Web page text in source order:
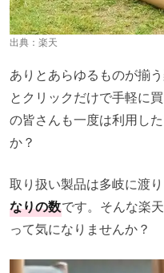
出典： 楽天
ありとあらゆるものが揃
とクリックだけで手軽に
の皆さんも一度は利用し
か？
取り扱い製品は多岐に渡り
なりの数です。そんな楽
って気になりませんか？